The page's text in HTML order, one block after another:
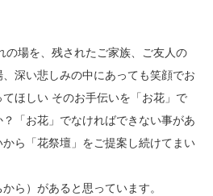
の場を、残されたご家族、ご友人の
深い悲しみの中にあっても笑顔でお
ほしい そのお手伝いを「お花」で
「お花」でなければできない事があ
ら「花祭壇」をご提案し続けてまい
ら）があると思っています。